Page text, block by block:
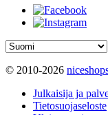
© 2010-2026
Julkaisija ja
Tietosuojaseloste